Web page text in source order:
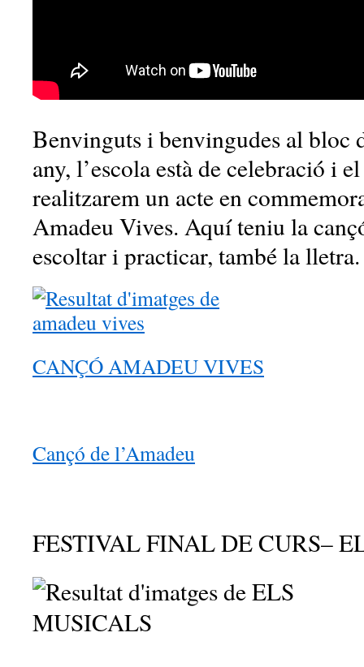
Benvinguts i benvingudes al bloc
any, l’escola està de celebració i
realitzarem un acte en
Amadeu Vives. Aquí teniu la
escoltar i practicar, també la lletra.
CANÇÓ AMADEU VIVES
Cançó de l’Amadeu
FESTIVAL FINAL DE CURS–